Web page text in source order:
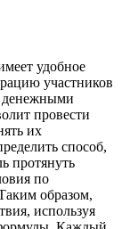
удобное
участников
денежными
провести
их
способ,
протянуть
по
образом,
используя